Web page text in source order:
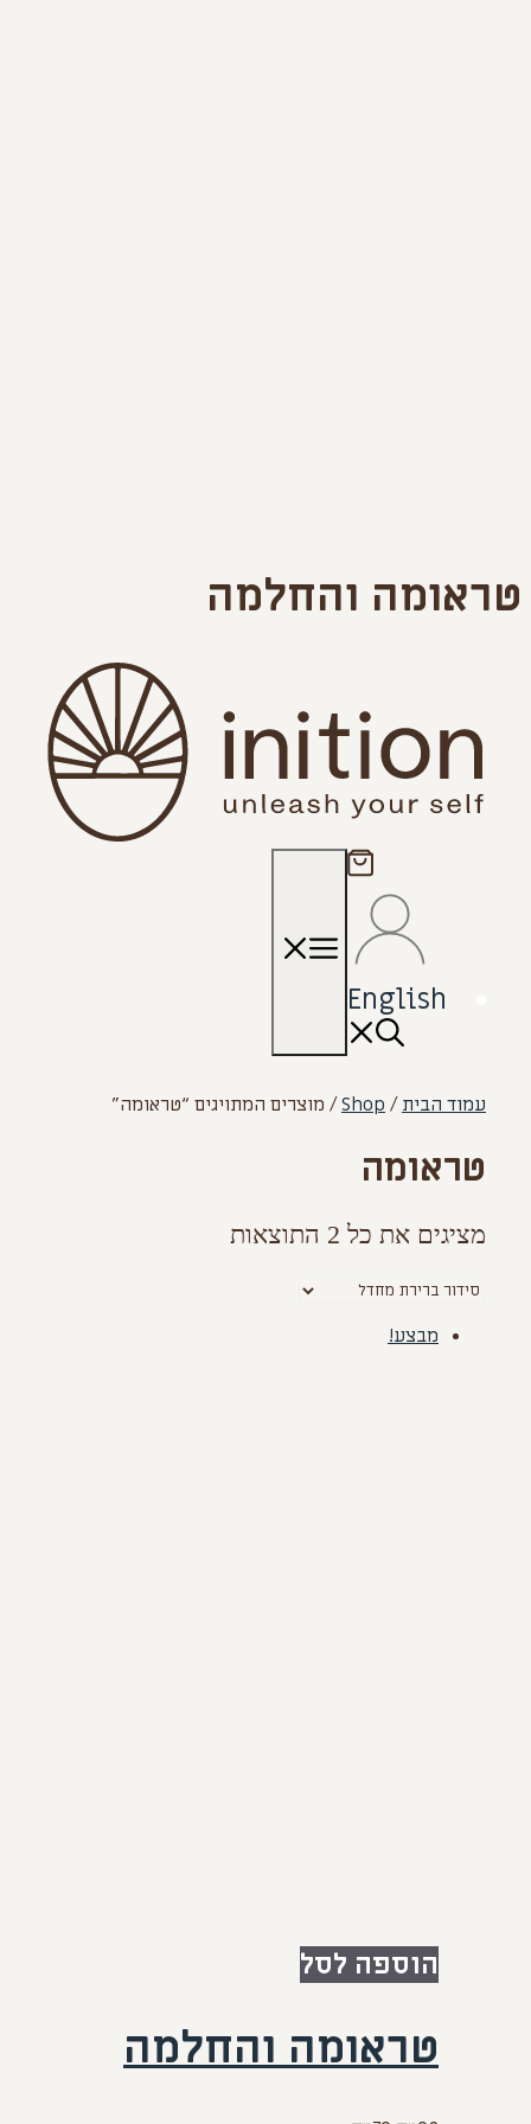
טראומה והחלמה
English
עמוד הבית/
Shop/ מוצרים המתויגים “טראומה”
טראומה
מציגים את כל ⁦2⁩ התוצאות
מבצע!
הוספה לסל
טראומה והחלמה